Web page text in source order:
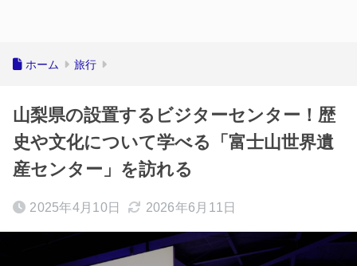
ホーム 旅行
山梨県の設置するビジターセンター！歴
史や文化について学べる「富士山世界遺
産センター」を訪れる
2025年4月10日 2026年6月11日